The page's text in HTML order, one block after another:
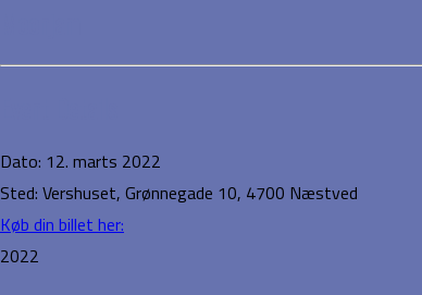
Dato: 12. marts 2022
Sted: Vershuset, Grønnegade 10, 4700 Næstved
Køb din billet her:
2022